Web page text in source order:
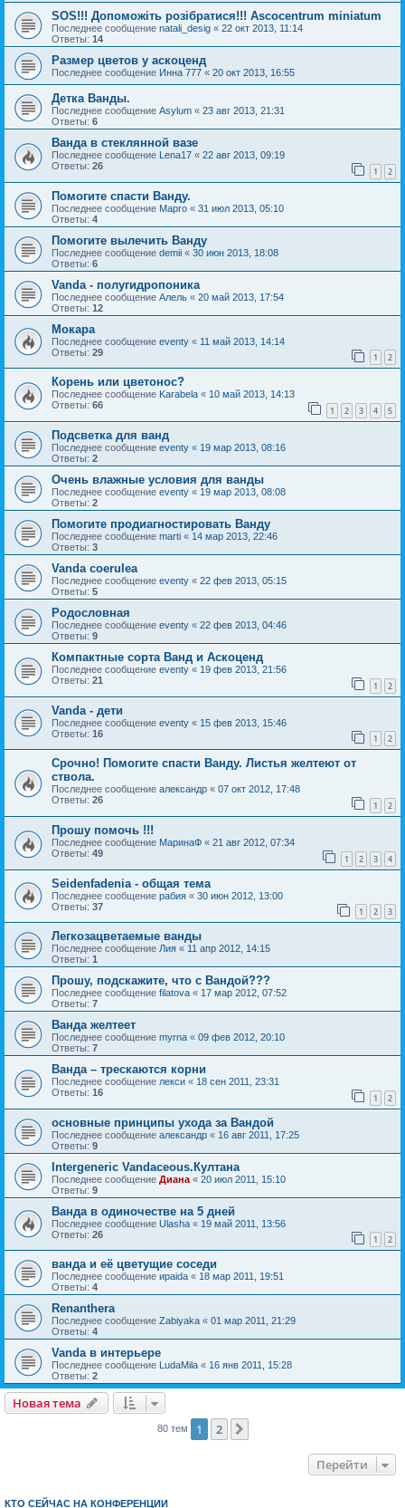
SOS!!! Допоможіть розібратися!!! Ascocentrum miniatum
Последнее сообщение natali_desig « 22 окт 2013, 11:14
Ответы: 14
Размер цветов у аскоценд
Последнее сообщение Инна 777 « 20 окт 2013, 16:55
Детка Ванды.
Последнее сообщение Asylum « 23 авг 2013, 21:31
Ответы: 6
Ванда в стеклянной вазе
Последнее сообщение Lena17 « 22 авг 2013, 09:19
Ответы: 26 1 2
Помогите спасти Ванду.
Последнее сообщение Марго « 31 июл 2013, 05:10
Ответы: 4
Помогите вылечить Ванду
Последнее сообщение demii « 30 июн 2013, 18:08
Ответы: 6
Vanda - полугидропоника
Последнее сообщение Алель « 20 май 2013, 17:54
Ответы: 12
Мокара
Последнее сообщение eventy « 11 май 2013, 14:14
Ответы: 29 1 2
Корень или цветонос?
Последнее сообщение Karabela « 10 май 2013, 14:13
Ответы: 66 1 2 3 4 5
Подсветка для ванд
Последнее сообщение eventy « 19 мар 2013, 08:16
Ответы: 2
Очень влажные условия для ванды
Последнее сообщение eventy « 19 мар 2013, 08:08
Ответы: 2
Помогите продиагностировать Ванду
Последнее сообщение marti « 14 мар 2013, 22:46
Ответы: 3
Vanda coerulea
Последнее сообщение eventy « 22 фев 2013, 05:15
Ответы: 5
Родословная
Последнее сообщение eventy « 22 фев 2013, 04:46
Ответы: 9
Компактные сорта Ванд и Аскоценд
Последнее сообщение eventy « 19 фев 2013, 21:56
Ответы: 21 1 2
Vanda - дети
Последнее сообщение eventy « 15 фев 2013, 15:46
Ответы: 16 1 2
Срочно! Помогите спасти Ванду. Листья желтеют от
ствола.
Последнее сообщение александр « 07 окт 2012, 17:48
Ответы: 26 1 2
Прошу помочь !!!
Последнее сообщение МаринаФ « 21 авг 2012, 07:34
Ответы: 49 1 2 3 4
Seidenfadenia - общая тема
Последнее сообщение рабия « 30 июн 2012, 13:00
Ответы: 37 1 2 3
Легкозацветаемые ванды
Последнее сообщение Лия « 11 апр 2012, 14:15
Ответы: 1
Прошу, подскажите, что с Вандой???
Последнее сообщение filatova « 17 мар 2012, 07:52
Ответы: 7
Ванда желтеет
Последнее сообщение myrna « 09 фев 2012, 20:10
Ответы: 7
Ванда – трескаются корни
Последнее сообщение лекси « 18 сен 2011, 23:31
Ответы: 16 1 2
основные принципы ухода за Вандой
Последнее сообщение александр « 16 авг 2011, 17:25
Ответы: 9
Intergeneric Vandaceous.Култана
Последнее сообщение Диана « 20 июл 2011, 15:10
Ответы: 9
Ванда в одиночестве на 5 дней
Последнее сообщение Ulasha « 19 май 2011, 13:56
Ответы: 26 1 2
ванда и её цветущие соседи
Последнее сообщение ираida « 18 мар 2011, 19:51
Ответы: 4
Renanthera
Последнее сообщение Zabiyaka « 01 мар 2011, 21:29
Ответы: 4
Vanda в интерьере
Последнее сообщение LudaMila « 16 янв 2011, 15:28
Ответы: 2
Новая тема
80 тем 1 2
Перейти
КТО СЕЙЧАС НА КОНФЕРЕНЦИИ